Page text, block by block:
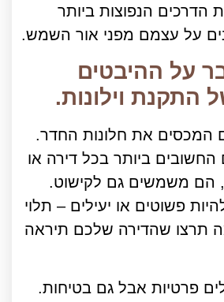
הדרכים הנפוצות ביותר
על עצמם מפני אור השמש.
על ההיבטים
התקנת וילונות.
המכסים את חלונות החדר.
ביותר בכל דירה או
הם משמשים גם לקישוט.
להיות פשוטים או יעילים – תלוי
תרצו שהדירה שלכם תיראה
פרטיות אבל גם בטיחות.